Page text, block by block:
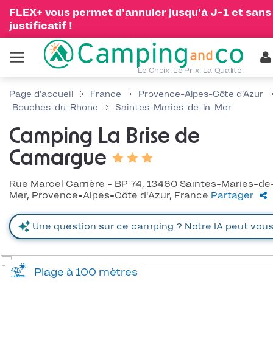
FLEX+ vous permet d'annuler jusqu'à J-1 et sans
justificatif !
Le Choix. Le Prix. La Qualité.
Page d'accueil France
Provence-Alpes-Côte d'Azur
Bouches-du-Rhone
Saintes-Maries-de-la-Mer
Camping La Brise de
Camargue
Rue Marcel Carrière - BP 74, 13460 Saintes-Maries-
Mer, Provence-Alpes-Côte d'Azur, France Partager
Plage à 100 mètres